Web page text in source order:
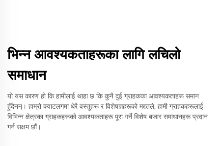
भिन्न आवश्यकताहरूका लागि लचिलो
समाधान
यो यस कारण हो कि हामीलाई थाहा छ कि कुनै दुई ग्राहकका आवश्यकताहरू समान
हुँदैनन्। हाम्रो क्याटलगमा धेरै वस्तुहरू र विशेषज्ञहरूको मद्दतले, हामी ग्राहकहरूलाई
विभिन्न क्षेत्रका ग्राहकहरूको आवश्यकताहरू पूरा गर्ने विशेष बजार समाधानहरू प्रदान
गर्न सक्षम छौं।